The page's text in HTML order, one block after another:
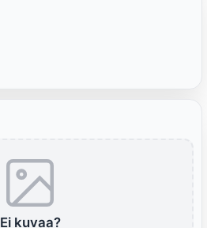
Ei kuvaa?